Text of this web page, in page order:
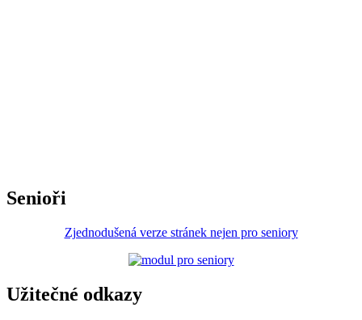
Senioři
Zjednodušená verze stránek nejen pro seniory
Užitečné odkazy